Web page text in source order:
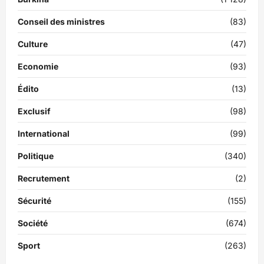
Conseil des ministres (83)
Culture (47)
Economie (93)
Édito (13)
Exclusif (98)
International (99)
Politique (340)
Recrutement (2)
Sécurité (155)
Société (674)
Sport (263)